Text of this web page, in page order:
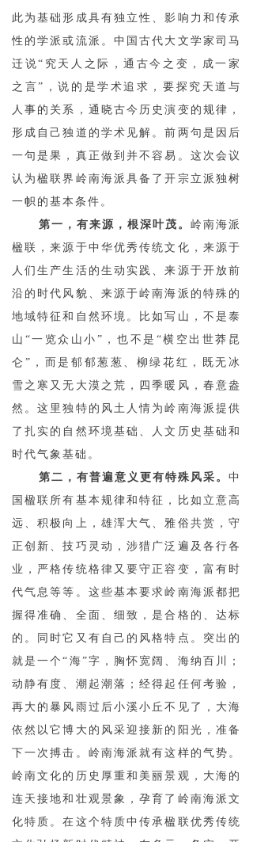
此为基础形成具有独立性、影响力和传承
性的学派或流派。中国古代大文学家司马
迁说“究天人之际，通古今之变，成一家
之言”，说的是学术追求，要探究天道与
人事的关系，通晓古今历史演变的规律，
形成自己独道的学术见解。前两句是因后
一句是果，真正做到并不容易。这次会议
认为楹联界岭南海派具备了开宗立派独树
一帜的基本条件。
第一，有来源，根深叶茂。 岭南海派
楹联，来源于中华优秀传统文化，来源于
人们生产生活的生动实践、来源于开放前
沿的时代风貌、来源于岭南海派的特殊的
地域特征和自然环境。比如写山，不是泰
山“一览众山小”，也不是“横空出世莽昆
仑”，而是郁郁葱葱、柳绿花红，既无冰
雪之寒又无大漠之荒，四季暖风，春意盎
然。这里独特的风土人情为岭南海派提供
了扎实的自然环境基础、人文历史基础和
时代气象基础。
第二，有普遍意义更有特殊风采。 中
国楹联所有基本规律和特征，比如立意高
远、积极向上，雄浑大气、雅俗共赏，守
正创新、技巧灵动，涉猎广泛遍及各行各
业，严格传统格律又要守正容变，富有时
代气息等等。这些基本要求岭南海派都把
握得准确、全面、细致，是合格的、达标
的。同时它又有自己的风格特点。突出的
就是一个“海”字，胸怀宽阔、海纳百川；
动静有度、潮起潮落；经得起任何考验，
再大的暴风雨过后小溪小丘不见了，大海
依然以它博大的风采迎接新的阳光，准备
下一次搏击。岭南海派就有这样的气势。
岭南文化的历史厚重和美丽景观，大海的
连天接地和壮观景象，孕育了岭南海派文
化特质。在这个特质中传承楹联优秀传统